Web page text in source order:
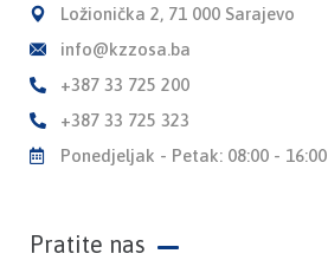
Ložionička 2, 71 000 Sarajevo
info@kzzosa.ba
+387 33 725 200
+387 33 725 323
Ponedjeljak - Petak: 08:00 - 16:00
Pratite nas